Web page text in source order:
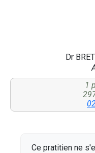
Dr
1
Ce pratitien ne